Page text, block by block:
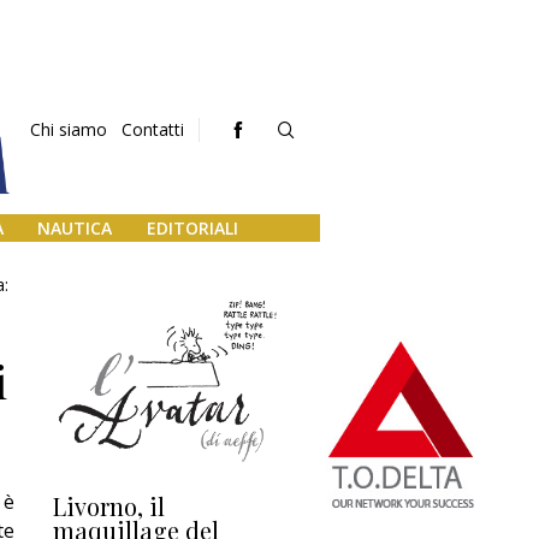
Chi siamo Contatti
NAUTICA EDITORIALI
Livorno, il
maquillage del
L’uscita di scena di